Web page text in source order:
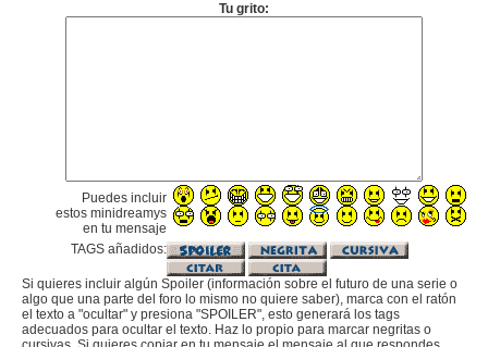
Tu grito:
Puedes incluir
estos minidreamys
en tu mensaje
TAGS añadidos:
Si quieres incluir algún Spoiler (información sobre el futuro de una serie o
algo que una parte del foro lo mismo no quiere saber), marca con el ratón
el texto a "ocultar" y presiona "SPOILER", esto generará los tags
adecuados para ocultar el texto. Haz lo propio para marcar negritas o